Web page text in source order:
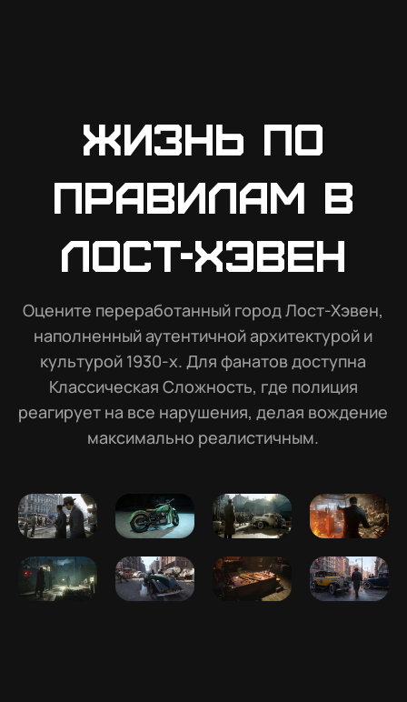
Жизнь по
правилам в
Лост-Хэвен
Оцените переработанный город Лост-Хэвен,
наполненный аутентичной архитектурой и
культурой 1930-х. Для фанатов доступна
Классическая Сложность, где полиция
реагирует на все нарушения, делая вождение
максимально реалистичным.